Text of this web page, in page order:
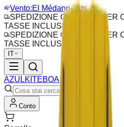
Vento:El Médano-- kts
SPEDIZIONE GRATUITA PER
TASSE INCLUSE
SPEDIZIONE GRATUITA PER
TASSE INCLUSE
IT
AZULKITEBOARDING
Conto